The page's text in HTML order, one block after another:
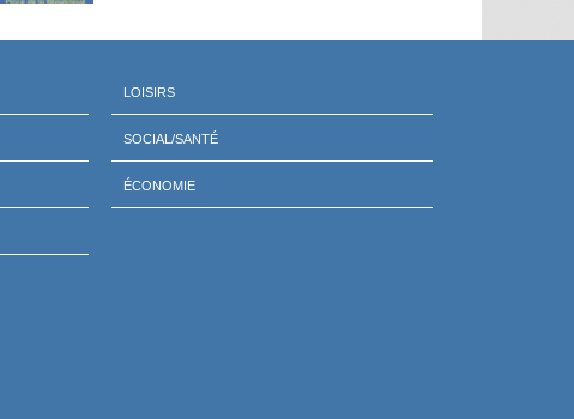
LOISIRS
SOCIAL/SANTÉ
ÉCONOMIE